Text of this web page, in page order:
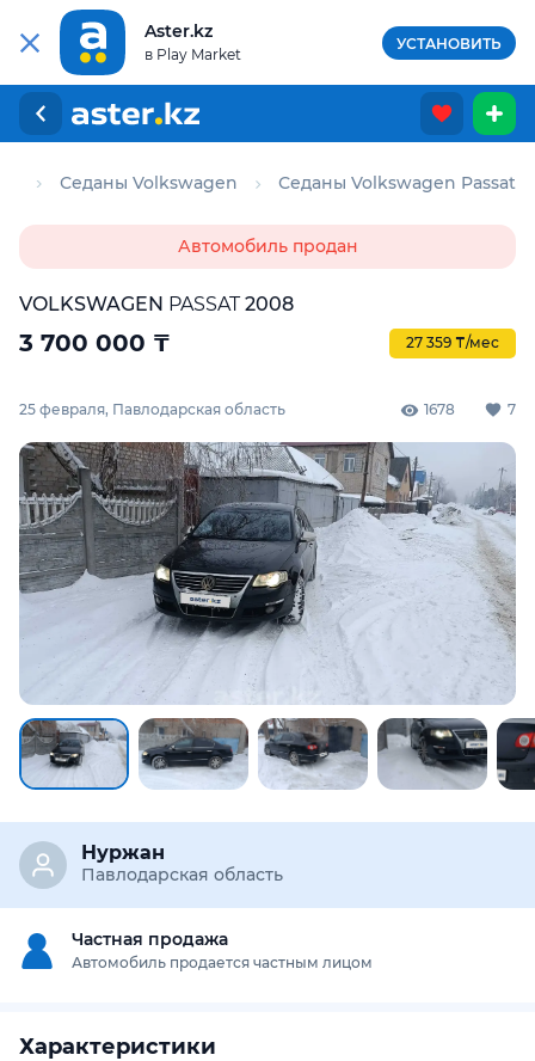
Aster.kz
в Play Market
УСТАНОВИТЬ
Седаны Volkswagen Седаны Volkswagen Passat
Автомобиль продан
VOLKSWAGEN PASSAT2008
3 700 000 ₸ 27 359 ₸/мес
25 февраля, Павлодарская область 1678 7
Нуржан
Павлодарская область
Частная продажа
Автомобиль продается частным лицом
Характеристики